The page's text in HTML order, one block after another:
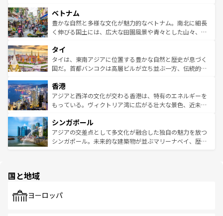
参照してほしい。
容にもいいと評判のスイーツなど、バラエティ豊かな料理
が味わえる。 なお、新着の台湾情報は コンテンツ一覧を参
照してほしい。
き、地方に足を延ばせば四季折々の自然美を楽しむことが
できる。そして、キムチや焼肉、絶品のストリートフード
まで、さまざまな韓国料理が待っている。夜には、韓国な
リティに包まれながら、韓国の多彩な魅力を心ゆくまで味
わってみてほしい。 なお、新着の韓国情報はコンテンツ一
覧を参照してほしい。
ベトナム
豊かな自然と多様な文化が魅力的なベトナム。南北に細長
く伸びる国土には、広大な田園風景や青々とした山々、世
急速な発展と共に伝統が息づく。ハノイの古い町並みやホ
ーチミン市のフランス統治時代の建物も、独特の雰囲気を
醸し出している。また、バラエティの豊かさとおいしさで
とつ。フォーやバインミー、ベトナムコーヒーなどは、ぜ
ひ現地で味わいたい。どの地域を訪れてもあたたかい人々
が旅行者を迎えてくれるので、きっと忘れられない旅にな
参照してほしい。
タイ
タイは、東南アジアに位置する豊かな自然と歴史が息づく
国だ。首都バンコクは高層ビルが立ち並ぶ一方、伝統的な
の活気が交差している。北部ではチェンマイなどの山岳地
帯で自然と触れ合い、南部ではプーケットやクラビの美し
いビーチでリゾート気分を楽しむことができる。タイ料理
激する。気候は一年中温暖で、どの季節にも異なる楽しみ
が待っている。親しみやすいタイの人々、仏教を中心とし
た文化、そして多様な観光資源が、訪れる旅人を魅了し続
香港
アジアと西洋の文化が交わる香港は、特有のエネルギーを
もっている。ヴィクトリア湾に広がる壮大な景色、近未来
み、どこを訪れても感動するはず。観光スポットが密集し
ており、効率よく見どころを回れるのも魅力。息をのむよ
うな絶景から文化的な体験まで、香港を存分に楽しみ尽く
シンガポール
アジアの交差点として多文化が融合した独自の魅力を放つ
シンガポール。未来的な建築物が並ぶマリーナベイ、歴史
で、ホーカーズは地元の風情を楽しめる外せないスポット
国と地域
ヨーロッパ